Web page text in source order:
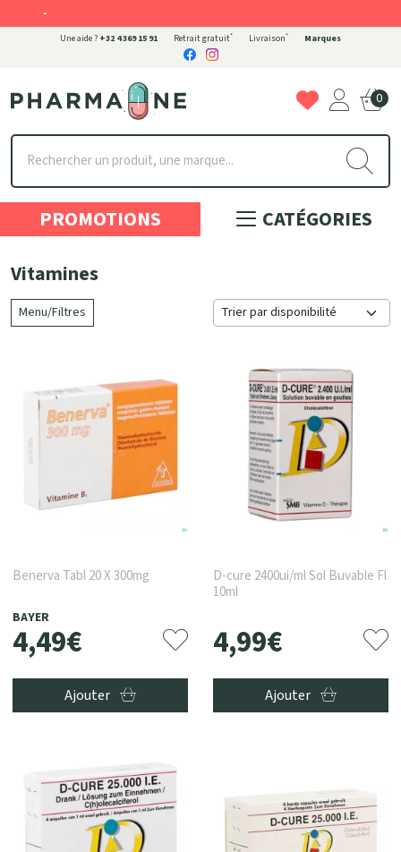
Une aide ? +32 4 369 15 91 Retrait gratuit* Livraison* Marques
Pharmaone Votre pharmacie en ligne à votre service
0
PROMOTIONS
CATÉGORIES
Vitamines
Menu/Filtres
Benerva Tabl 20 X 300mg
BAYER
4,49€
Ajouter
D-cure 2400ui/ml Sol Buvable Fl
10ml
4,99€
Ajouter